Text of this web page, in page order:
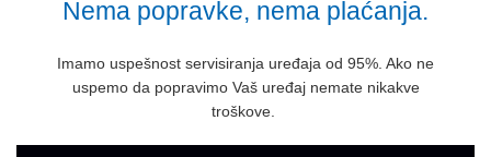
Nema popravke, nema plaćanja.
Imamo uspešnost servisiranja uređaja od 95%. Ako ne
uspemo da popravimo Vaš uređaj nemate nikakve
troškove.